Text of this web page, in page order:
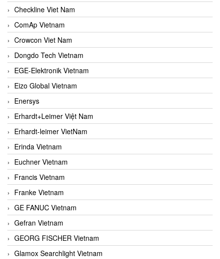
Checkline Viet Nam
ComAp Vietnam
Crowcon Viet Nam
Dongdo Tech Vietnam
EGE-Elektronik Vietnam
Eizo Global Vietnam
Enersys
Erhardt+Leimer Việt Nam
Erhardt-leimer VietNam
Erinda Vietnam
Euchner Vietnam
Francis Vietnam
Franke Vietnam
GE FANUC Vietnam
Gefran Vietnam
GEORG FISCHER Vietnam
Glamox Searchlight Vietnam